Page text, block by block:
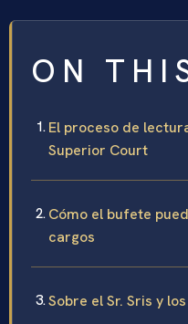
ON
El proceso de
Superior Court
Cómo el bufete
cargos
Sobre el Sr. Sris y